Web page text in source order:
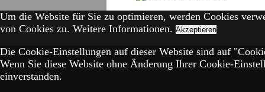
Um die Website für Sie zu optimieren, werden Cookies
von Cookies zu. Weitere Informationen. Akzeptieren
Die Cookie-Einstellungen auf dieser Website sind auf
Wenn Sie diese Website ohne Änderung Ihrer Cookie-
einverstanden.